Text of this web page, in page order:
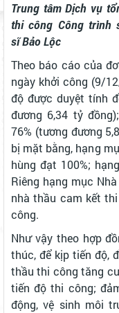
Trung tâm Dịch vụ
thi công Công trình
sĩ Bảo Lộc
Theo báo cáo của
ngày khởi công (9/
độ được duyệt tính
đương 6,34 tỷ
76% (tương đương
bị mặt bằng, hạng
hùng đạt 100%;
Riêng hạng mục
nhà thầu cam kết
công.
Như vậy theo hợp
thúc, để kịp tiến độ,
thầu thi công tăng
tiến độ thi công;
động, vệ sinh môi